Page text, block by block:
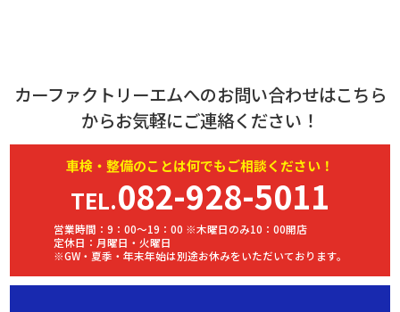
カーファクトリーエムへのお問い合わせはこちら
からお気軽にご連絡ください！
車検・ 整備のことは何でもご相談ください！
TEL.082-928-5011
営業時間：9：00～19：00 ※木曜日のみ10：00開店
定休日：月曜日・火曜日
※GW・夏季・年末年始は別途お休みをいただいております。